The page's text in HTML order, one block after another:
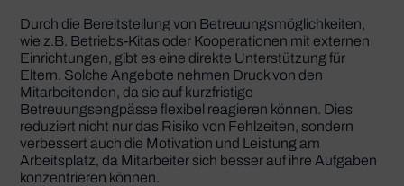
Durch die Bereitstellung von Betreuungsmöglichkeiten,
wie z.B. Betriebs-Kitas oder Kooperationen mit externen
Einrichtungen, gibt es eine direkte Unterstützung für
Eltern. Solche Angebote nehmen Druck von den
Mitarbeitenden, da sie auf kurzfristige
Betreuungsengpässe flexibel reagieren können. Dies
reduziert nicht nur das Risiko von Fehlzeiten, sondern
verbessert auch die Motivation und Leistung am
Arbeitsplatz, da Mitarbeiter sich besser auf ihre Aufgaben
konzentrieren können.